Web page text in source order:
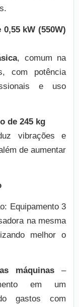
kW (550W)
, comum na
com potência
e uso
de 245 kg
vibrações e
de aumentar
Equipamento 3
na mesma
melhor o
máquinas –
em um
gastos com